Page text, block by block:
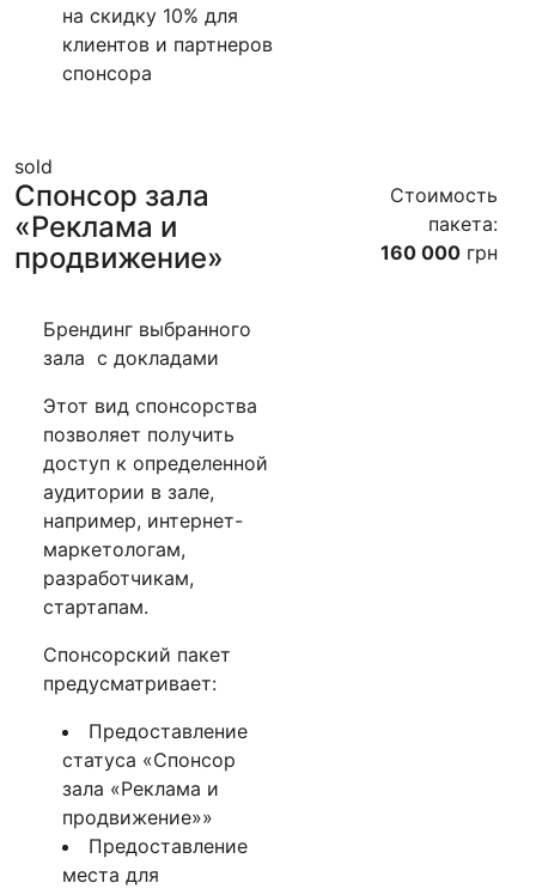
на скидку 10% для
клиентов и партнеров
спонсора
sold
Спонсор зала
«Реклама и
продвижение»
Стоимость
пакета:
160 000 грн
Брендинг выбранного
зала с докладами
Этот вид спонсорства
позволяет получить
доступ к определенной
аудитории в зале,
например, интернет-
маркетологам,
разработчикам,
стартапам.
Спонсорский пакет
предусматривает:
Предоставление
статуса «Спонсор
зала «Реклама и
продвижение»»
Предоставление
места для